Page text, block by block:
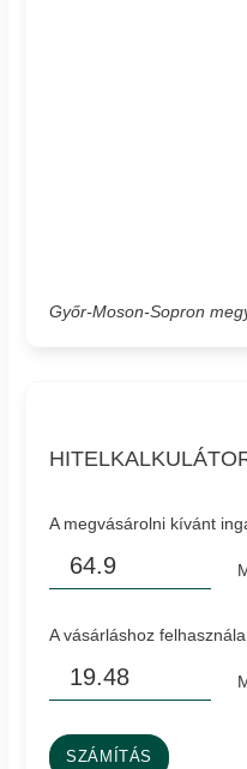
Győr-Moson-Sopron
A megvásárolni kívánt
A vásárláshoz
SZÁMÍTÁS